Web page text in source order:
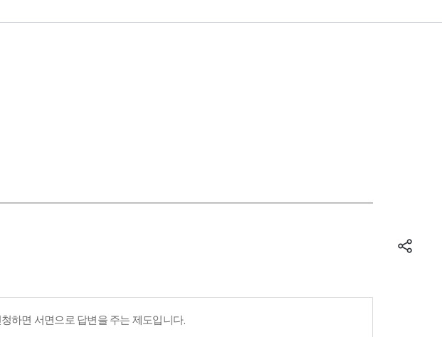
하면 서면으로 답변을 주는 제도입니다.